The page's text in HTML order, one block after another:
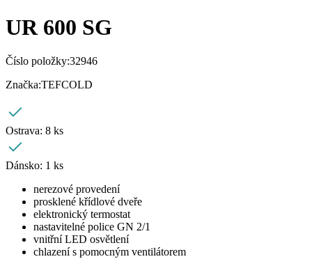
UR 600 SG
Číslo položky:32946
Značka:TEFCOLD
Ostrava: 8 ks
Dánsko: 1 ks
nerezové provedení
prosklené křídlové dveře
elektronický termostat
nastavitelné police GN 2/1
vnitřní LED osvětlení
chlazení s pomocným ventilátorem